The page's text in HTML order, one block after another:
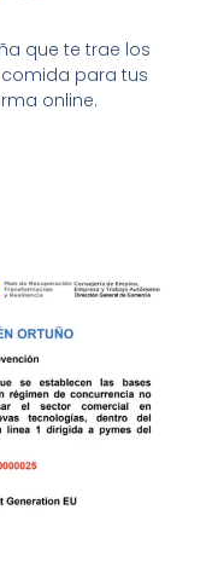
en caldo
que te trae los
para tus
online.